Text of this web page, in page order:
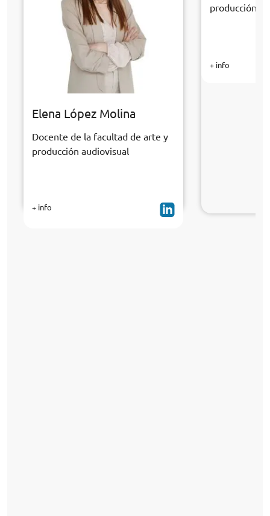
Elena López Molina
Docente de la facultad de arte y
producción audiovisual
+ info
producción
+ info